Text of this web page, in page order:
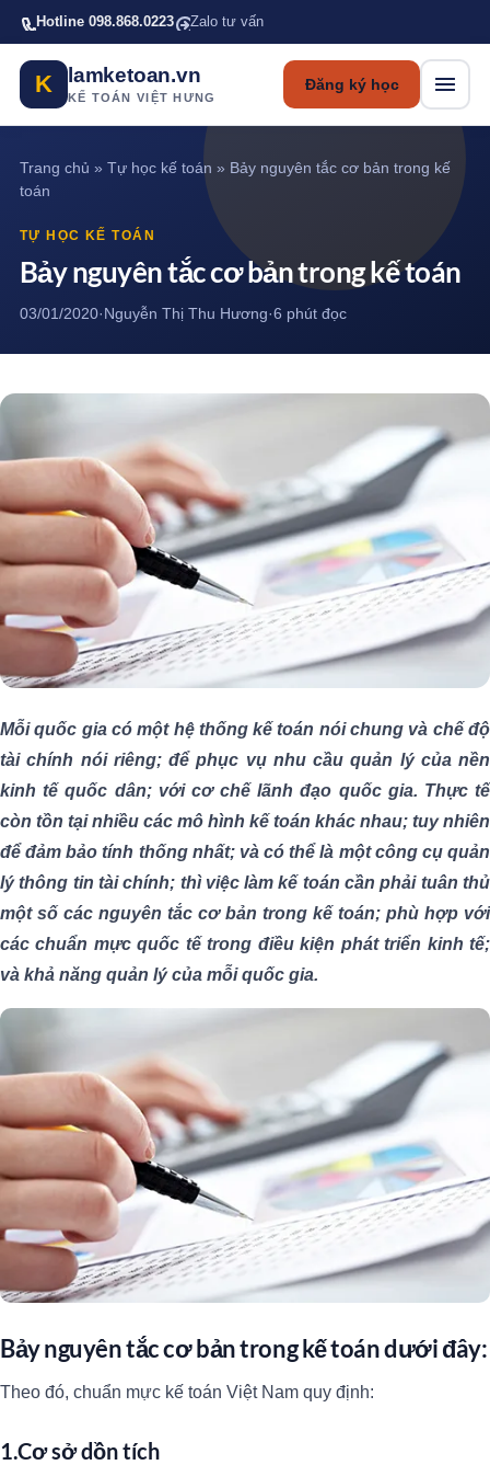
Bỏ qua tới nội dung chính
Hotline 098.868.0223 Zalo tư vấn
K lamketoan.vn
KẾ TOÁN VIỆT HƯNG
Đăng ký học
Trang chủ » Tự học kế toán » Bảy nguyên tắc cơ bản trong kế
toán
TỰ HỌC KẾ TOÁN
Bảy nguyên tắc cơ bản trong kế toán
03/01/2020·Nguyễn Thị Thu Hương·6 phút đọc
Mỗi quốc gia có một hệ thống kế toán nói chung và chế độ
tài chính nói riêng; để phục vụ nhu cầu quản lý của nền
kinh tế quốc dân; với cơ chế lãnh đạo quốc gia. Thực tế
còn tồn tại nhiều các mô hình kế toán khác nhau; tuy nhiên
để đảm bảo tính thống nhất; và có thể là một công cụ quản
lý thông tin tài chính; thì việc làm kế toán cần phải tuân thủ
một số các nguyên tắc cơ bản trong kế toán; phù hợp với
các chuẩn mực quốc tế trong điều kiện phát triển kinh tế;
và khả năng quản lý của mỗi quốc gia.
Bảy nguyên tắc cơ bản trong kế toán dưới đây:
Theo đó, chuẩn mực kế toán Việt Nam quy định:
1.Cơ sở dồn tích